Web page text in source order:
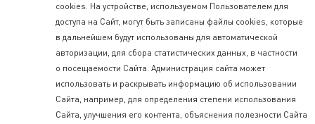
cookies. На устройстве, используемом Пользователем для
доступа на Сайт, могут быть записаны файлы cookies, которые
в дальнейшем будут использованы для автоматической
авторизации, для сбора статистических данных, в частности
о посещаемости Сайта. Администрация сайта может
использовать и раскрывать информацию об использовании
Сайта, например, для определения степени использования
Сайта, улучшения его контента, объяснения полезности Сайта